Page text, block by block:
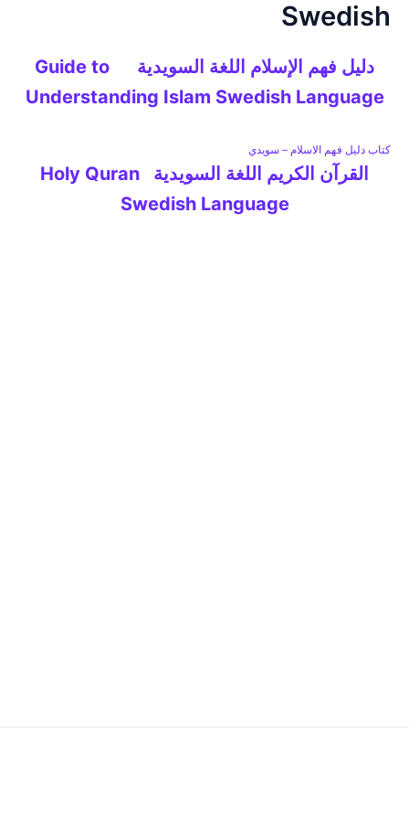
تخطيSwedish
دليل فهم الإسلام اللغة السويدية Guide to
Understanding Islam Swedish Language
كتاب دليل فهم الاسلام – سويدي
القرآن الكريم اللغة السويدية Holy Quran
Swedish Language